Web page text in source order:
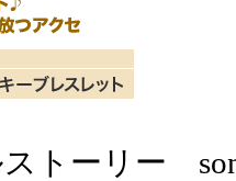
トーリー